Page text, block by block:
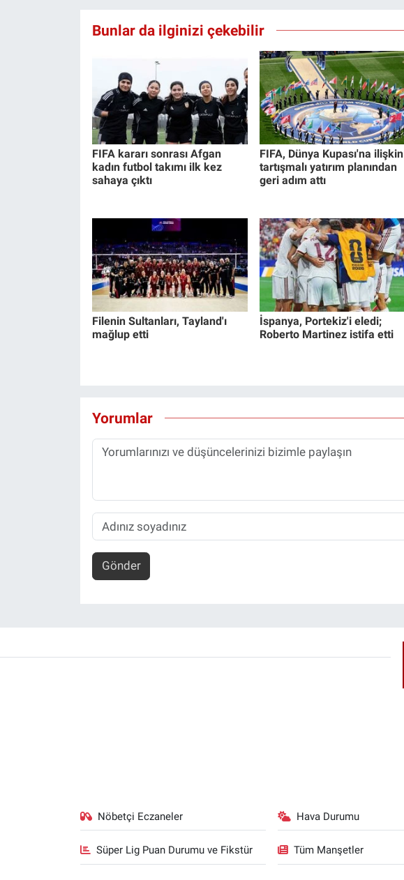
Bunlar da ilginizi çekebilir
FIFA kararı sonrası Afgan
kadın futbol takımı ilk kez
sahaya çıktı
FIFA, Dünya Kupası'na ilişkin
tartışmalı yatırım planından
geri adım attı
Filenin Sultanları, Tayland'ı
mağlup etti
İspanya, Portekiz'i eledi;
Roberto Martinez istifa etti
Yorumlar
Gönder
Nöbetçi Eczaneler Hava Durumu
Süper Lig Puan Durumu ve Fikstür Tüm Manşetler